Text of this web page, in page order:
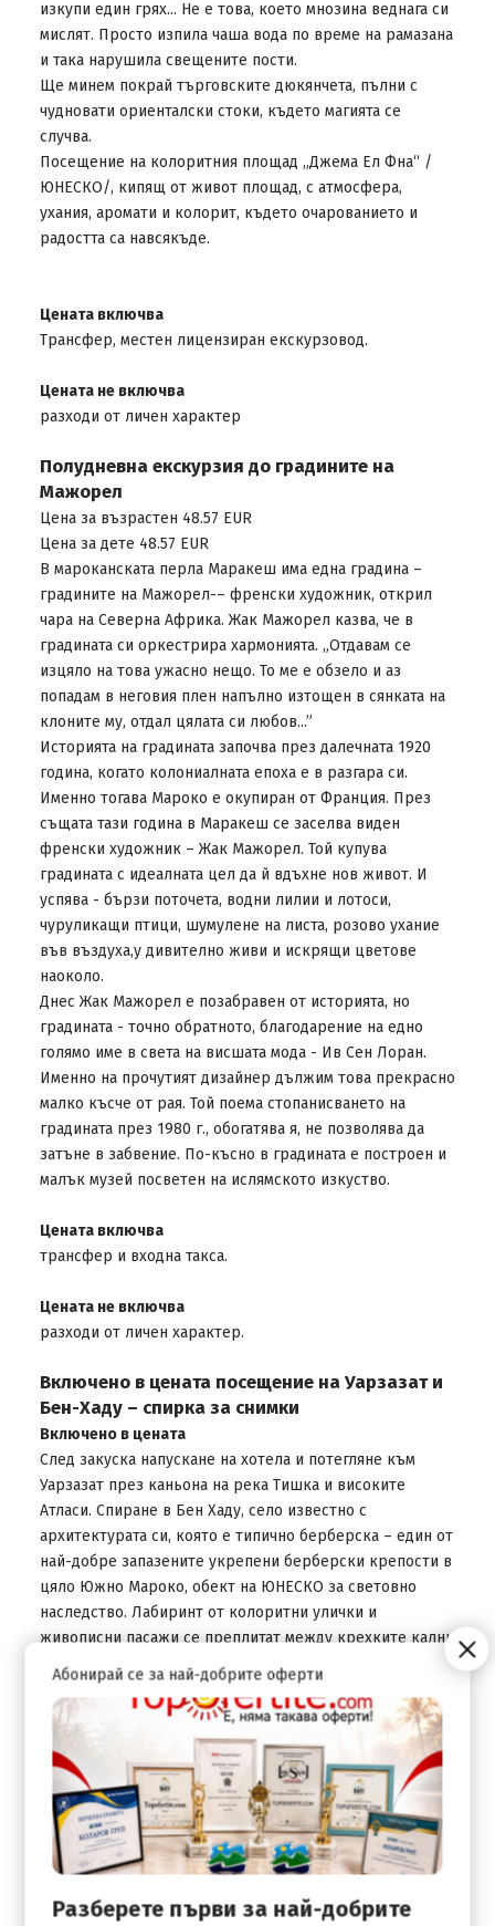
изкупи един грях... Не е това, което мнозина веднага си
мислят. Просто изпила чаша вода по време на рамазана
и така нарушила свещените пости.
Ще минем покрай търговските дюкянчета, пълни с
чудновати ориенталски стоки, където магията се
случва.
Посещение на колоритния площад „Джема Ел Фна“ /
ЮНЕСКО/, кипящ от живот площад, с атмосфера,
ухания, аромати и колорит, където очарованието и
радостта са навсякъде.
Цената включва
Трансфер, местен лицензиран екскурзовод.
Цената не включва
разходи от личен характер
Полудневна екскурзия до градините на
Мажорел
Цена за възрастен 48.57 EUR
Цена за дете 48.57 EUR
В мароканската перла Маракеш има една градина –
градините на Мажорел-– френски художник, открил
чара на Северна Африка. Жак Мажорел казва, че в
градината си оркестрира хармонията. „Отдавам се
изцяло на това ужасно нещо. То ме е обзело и аз
попадам в неговия плен напълно изтощен в сянката на
клоните му, отдал цялата си любов...”
Историята на градината започва през далечната 1920
година, когато колониалната епоха е в разгара си.
Именно тогава Мароко е окупиран от Франция. През
същата тази година в Маракеш се заселва виден
френски художник – Жак Мажорел. Той купува
градината с идеалната цел да й вдъхне нов живот. И
успява - бързи поточета, водни лилии и лотоси,
чуруликащи птици, шумулене на листа, розово ухание
във въздуха,у дивително живи и искрящи цветове
наоколо.
Днес Жак Мажорел е позабравен от историята, но
градината - точно обратното, благодарение на едно
голямо име в света на висшата мода - Ив Сен Лоран.
Именно на прочутият дизайнер дължим това прекрасно
малко късче от рая. Той поема стопанисването на
градината през 1980 г., обогатява я, не позволява да
затъне в забвение. По-късно в градината е построен и
малък музей посветен на ислямското изкуство.
Цената включва
трансфер и входна такса.
Цената не включва
разходи от личен характер.
Включено в цената посещение на Уарзазат и
Бен-Хаду – спирка за снимки
Включено в цената
След закуска напускане на хотела и потегляне към
Уарзазат през каньона на река Тишка и високите
Атласи. Спиране в Бен Хаду, село известно с
архитектурата си, която е типично берберска – един от
най-добре запазените укрепени берберски крепости в
цяло Южно Мароко, обект на ЮНЕСКО за световно
наследство. Лабиринт от колоритни улички и
живописни пасажи се преплитат между крехките кални
къщи и създават неповторима атмосфера. Тук в Atlas
Studio са заснети части от филми любими на милиони
хора, като "Мумията", "Гладиатор", "Принцът на
Персия" и още, и още. Отпътуване за Уарзазат – малък
марокански град, един карамелен оазис под ярко
синьото африканско небе. До него ще стигнем по "Пътя
на Хилядата Казби", осеян с още от тези красиви
укрепления, които можем да определим като
берберски замъци, направени от кирпич. Уарзазат –
килими “Ouazguita” с геометричен дизайн и червено-
Абонирай се за най-добрите оферти
Разберете първи за най-добрите